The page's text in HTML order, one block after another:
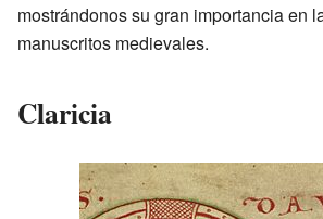
mostrándonos su gran importancia en
manuscritos medievales.
Claricia